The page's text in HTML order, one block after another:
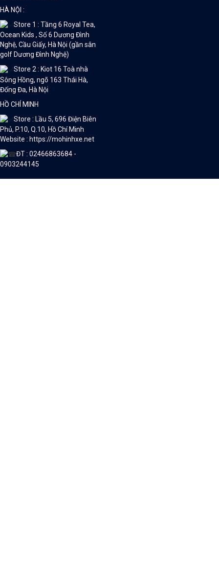
HÀ NỘI :
Store 1 : Tầng 6 Royal Tea,
Ocean Kids , Số 6 Dương Đình
Nghệ, Cầu Giấy, Hà Nội (gần sân
golf Dương Đình Nghệ)
Store 2 : Kiot 16 Toà nhà
Sông Hồng, ngõ 163 Thái Hà,
Đống Đa, Hà Nội
HỒ CHÍ MINH
Store : Lầu 5, 696 Điện Biên
Phủ, P.10, Q.10, Hồ Chí Minh
Website : https://mohinhxe.net
ĐT : 02466863684 -
0903244145